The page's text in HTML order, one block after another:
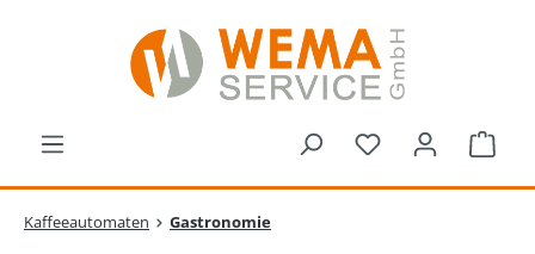
Zum Hauptinhalt springen
Du hast 0
Kaffeeautomaten Gastronomie